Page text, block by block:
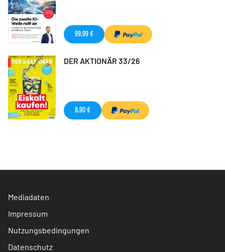
99,99 €
DER AKTIONÄR 33/26
8,90 €
Mediadaten
Impressum
Nutzungsbedingungen
Datenschutz